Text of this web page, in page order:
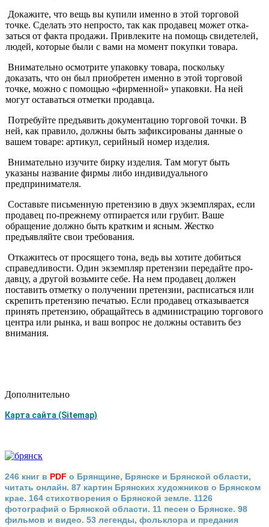
Докажите, что вещь вы купили именно в этой торговой
точке. Сделать это непросто, так как продавец может отка­
заться от факта продажи. Привлеките на помощь свидетелей,
людей, которые были с вами на момент по­купки товара.
Внимательно осмо­трите упаковку то­вара, поскольку
доказать, что он был приобретен именно в этой торговой
точке, можно с помощью «фирменной» упаковки. На ней
могут оставаться от­метки продавца.
Потребуйте предъя­вить документацию торговой точки. В
ней, как правило, должны быть зафиксированы данные о
вашем товаре: артикул, серийный номер изделия.
Внимательно изучи­те бирку изделия. Там могут быть
указаны назва­ние фирмы либо индивиду­ального
предпринимателя.
Составьте письмен­ную претензию в двух экземплярах, если
продавец по-прежнему от­пирается или грубит. Ва­ше
обращение должно быть кратким и ясным. Жестко
предъявляйте свои требо­вания.
Откажитесь от про­сящего тона, ведь вы хотите добиться
справед­ливости. Один экземпляр претензии передайте про­
давцу, а другой возьмите себе. На нем продавец дол­жен
поставить отметку о получении претензии, расписаться или
скрепить претензию печатью. Если продавец отказывается
принять претензию, обра­щайтесь в администрацию торгового
центра или рын­ка, и ваш вопрос не должны оставить без
внимания.
Дополнительно
Карта сайта (Sitemap)
246 книг в PDF о Брянщине, Брянске и Брянской области,
читать онлайн. 87 картин Брянских художников о Брянском
крае. 164 стихотворения о Брянской земле. 1126
фотографий о Брянской области. 11 песен о Брянске. 98
фильмов и видео. 53 легенды, фольклора и предания